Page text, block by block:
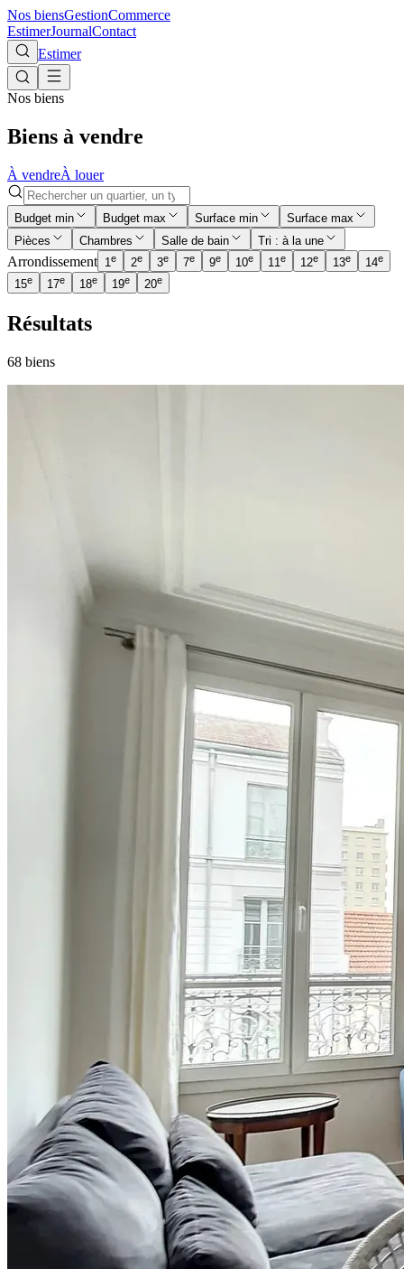
Nos biensGestionCommerce
EstimerJournalContact
Estimer
Nos biens
Biens à vendre
À vendreÀ louer
Budget min Budget max Surface min
Surface max
Pièces
Chambres Salle de bain Tri : à la une
Arrondissement 1 e 2e 3e 7e 9e 10e 11 e 12e 13e 14e
15e 17e 18e 19e 20e
Résultats
68 biens